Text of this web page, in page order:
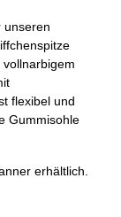
unseren
flexibel und
Gummisohle
erhältlich.